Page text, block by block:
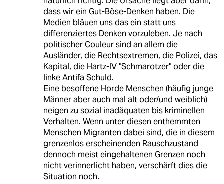
dass wir ein Gut-Böse-Denken haben. Die
Medien bläuen uns das ein statt uns
differenziertes Denken vorzuleben. Je nach
politischer Couleur sind an allem die
Ausländer, die Rechtsextremen, die Polizei, das
Kapital, die Hartz-IV "Schmarotzer" oder die
linke Antifa Schuld.
Eine besoffene Horde Menschen (häufig junge
Männer aber auch mal alt oder/und weiblich)
neigen zu sozial inadäquaten bis kriminellen
Verhalten. Wenn unter diesen enthemmten
Menschen Migranten dabei sind, die in diesem
grenzenlos erscheinenden Rauschzustand
dennoch meist eingehaltenen Grenzen noch
nicht verinnerlicht haben, verschärft dies die
Situation noch.